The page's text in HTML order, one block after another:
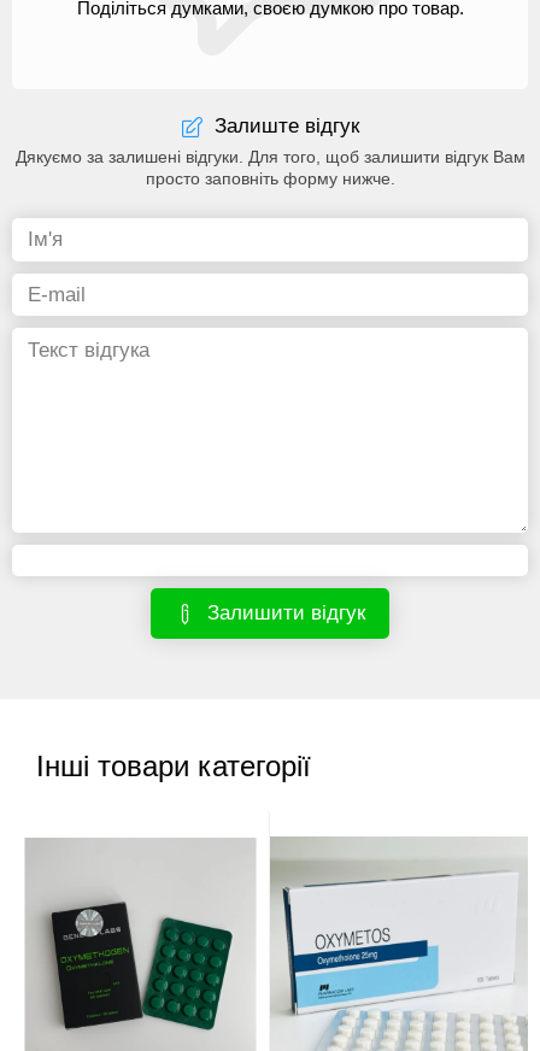
Поділіться думками, своєю думкою про товар.
Залиште відгук
Дякуємо за залишені відгуки. Для того, щоб залишити відгук Вам
просто заповніть форму нижче.
Залишити відгук
Інші товари категорії